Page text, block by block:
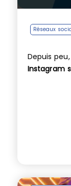
Réseaux
Depuis peu,
Instagram